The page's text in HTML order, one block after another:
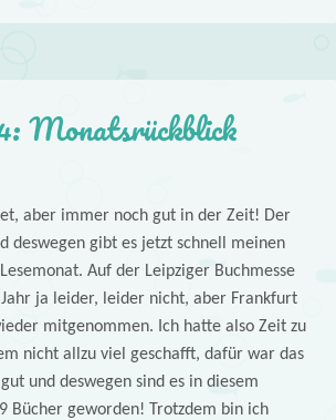
Monatsrückblick
aber immer noch gut in der Zeit! Der
deswegen gibt es jetzt schnell meinen
Auf der Leipziger Buchmesse
ja leider, leider nicht, aber Frankfurt
mitgenommen. Ich hatte also Zeit zu
nicht allzu viel geschafft, dafür war das
und deswegen sind es in diesem
Bücher geworden! Trotzdem bin ich